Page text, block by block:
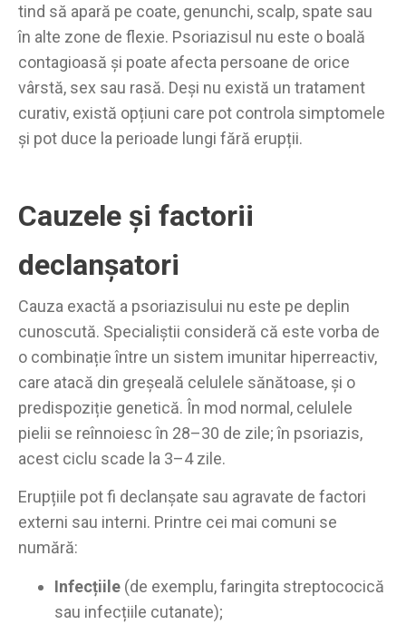
tind să apară pe coate, genunchi, scalp, spate sau
în alte zone de flexie. Psoriazisul nu este o boală
contagioasă și poate afecta persoane de orice
vârstă, sex sau rasă. Deși nu există un tratament
curativ, există opțiuni care pot controla simptomele
și pot duce la perioade lungi fără erupții.
Cauzele și factorii
declanșatori
Cauza exactă a psoriazisului nu este pe deplin
cunoscută. Specialiștii consideră că este vorba de
o combinație între un sistem imunitar hiperreactiv,
care atacă din greșeală celulele sănătoase, și o
predispoziție genetică. În mod normal, celulele
pielii se reînnoiesc în 28–30 de zile; în psoriazis,
acest ciclu scade la 3–4 zile.
Erupțiile pot fi declanșate sau agravate de factori
externi sau interni. Printre cei mai comuni se
numără:
Infecțiile (de exemplu, faringita streptococică
sau infecțiile cutanate);